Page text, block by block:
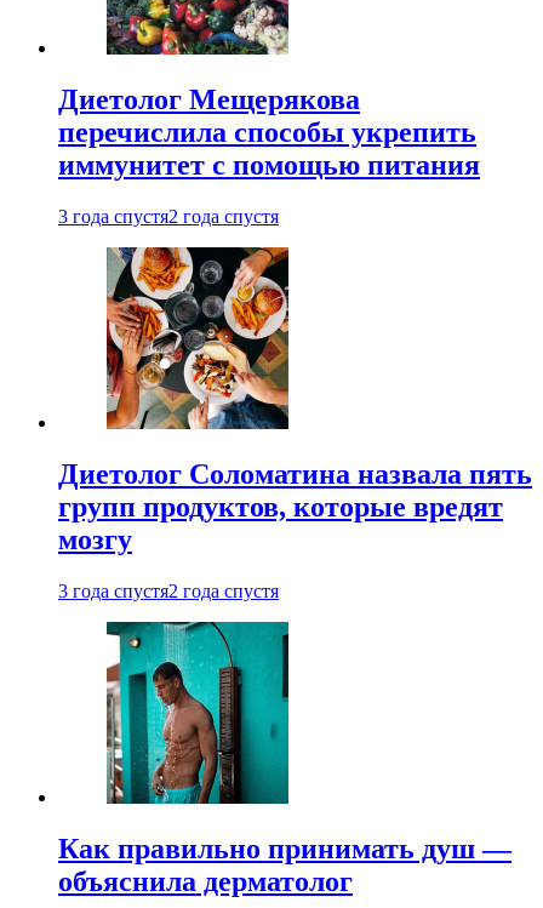
Диетолог Мещерякова
перечислила способы укрепить
иммунитет с помощью питания
3 года спустя2 года спустя
Диетолог Соломатина назвала пять
групп продуктов, которые вредят
мозгу
3 года спустя2 года спустя
Как правильно принимать душ —
объяснила дерматолог